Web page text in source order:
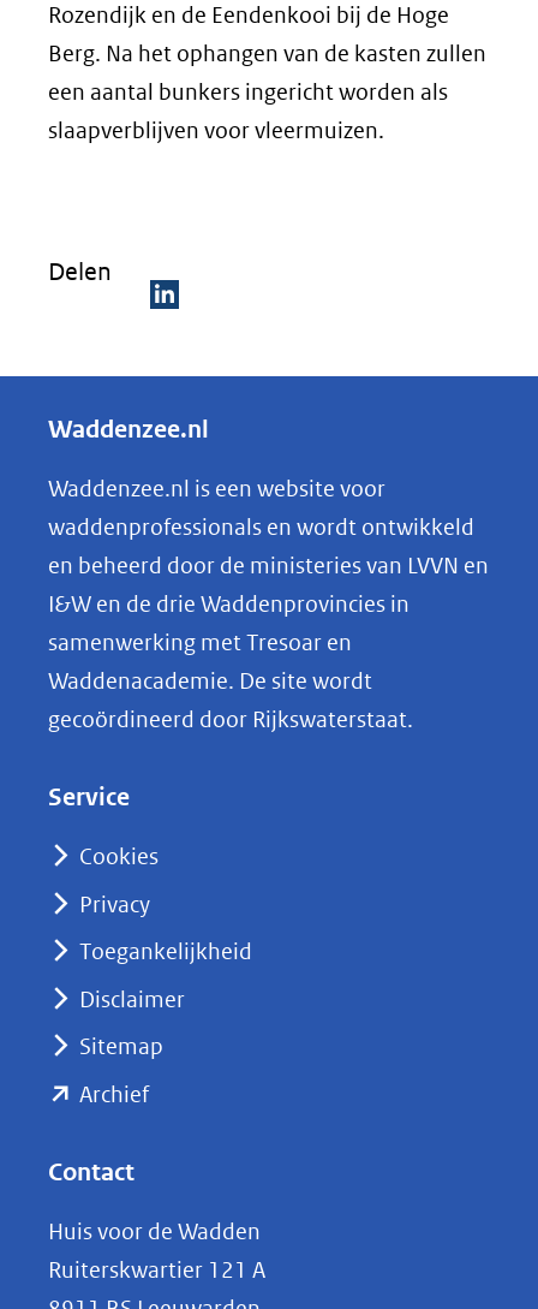
Rozendijk en de Eendenkooi bij de Hoge
Berg. Na het ophangen van de kasten zullen
een aantal bunkers ingericht worden als
slaapverblijven voor vleermuizen.
Delen
e
e
n
o
p
k
e
nieuw
naar
Waddenzee.nl
Waddenzee.nl is een website voor
waddenprofessionals en wordt ontwikkeld
en beheerd door de ministeries van LVVN en
I&W en de drie Waddenprovincies in
samenwerking met Tresoar en
Waddenacademie. De site wordt
gecoördineerd door Rijkswaterstaat.
Service
Cookies
Privacy
Toegankelijkheid
Disclaimer
Sitemap
Archief(opent
(verwijst
naar
Contact
Huis voor de Wadden
Ruiterskwartier 121 A